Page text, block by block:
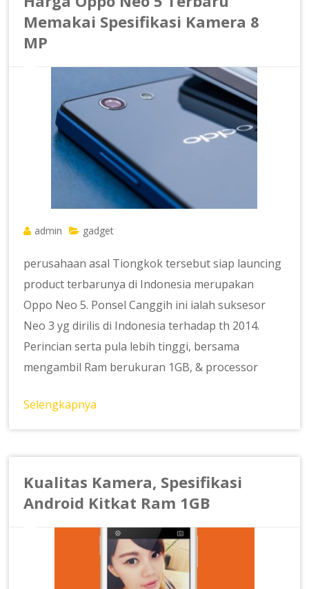
Memakai Spesifikasi Kamera 8
MP
admin gadget
perusahaan asal Tiongkok tersebut siap launcing
product terbarunya di Indonesia merupakan
Oppo Neo 5. Ponsel Canggih ini ialah suksesor
Neo 3 yg dirilis di Indonesia terhadap th 2014.
Perincian serta pula lebih tinggi, bersama
mengambil Ram berukuran 1GB, & processor
Selengkapnya
Kualitas Kamera, Spesifikasi
Android Kitkat Ram 1GB